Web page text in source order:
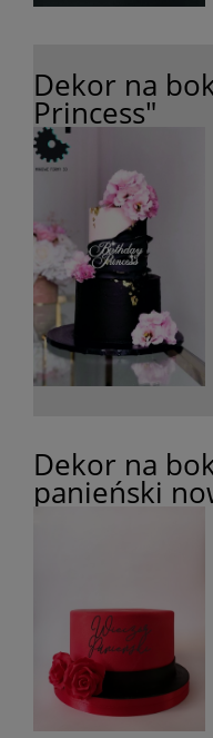
Dekor na
Princess"
Dekor na
panieński